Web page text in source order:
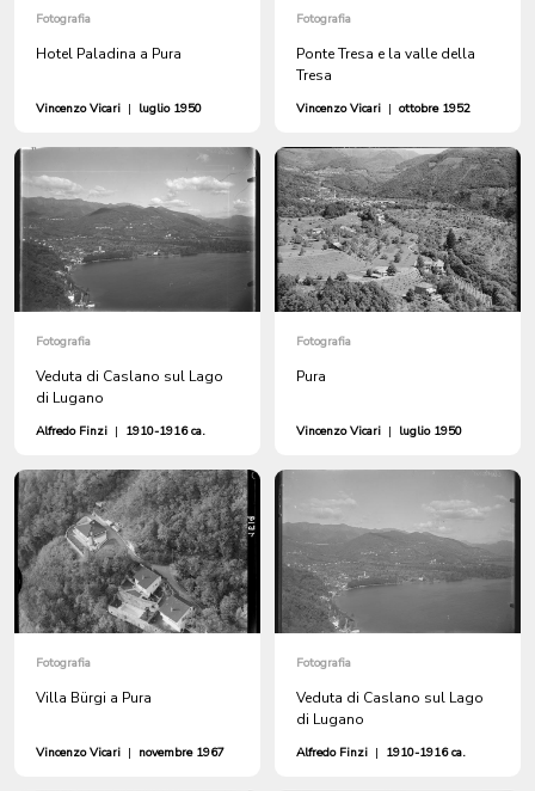
Fotografia
Hotel Paladina a Pura
Vincenzo Vicari | luglio 1950
Fotografia
Ponte Tresa e la valle della
Tresa
Vincenzo Vicari | ottobre 1952
Fotografia
Veduta di Caslano sul Lago
di Lugano
Alfredo Finzi | 1910-1916 ca.
Fotografia
Pura
Vincenzo Vicari | luglio 1950
Fotografia
Villa Bürgi a Pura
Vincenzo Vicari | novembre 1967
Fotografia
Veduta di Caslano sul Lago
di Lugano
Alfredo Finzi | 1910-1916 ca.